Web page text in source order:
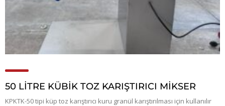
50 LİTRE KÜBİK TOZ KARIŞTIRICI MİKSER
KPKTK-50 tipi küp toz karıştırıcı kuru granül karıştırılması için kullanılır